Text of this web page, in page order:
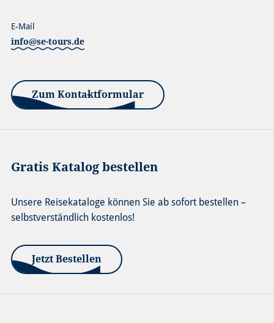
info@se-tours.de
E-Mail
Zum Kontaktformular
Gratis Katalog bestellen
Unsere Reisekataloge können Sie ab sofort bestellen –
selbstverständlich kostenlos!
Jetzt Bestellen